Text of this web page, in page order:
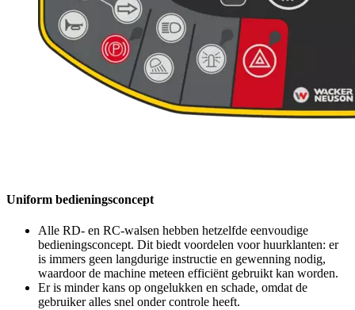
Uniform bedieningsconcept
Alle RD- en RC-walsen hebben hetzelfde eenvoudige
bedieningsconcept. Dit biedt voordelen voor huurklanten: er
is immers geen langdurige instructie en gewenning nodig,
waardoor de machine meteen efficiënt gebruikt kan worden.
Er is minder kans op ongelukken en schade, omdat de
gebruiker alles snel onder controle heeft.